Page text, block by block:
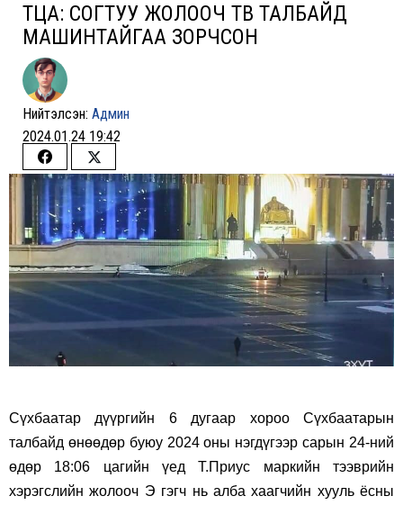
ТЦА: СОГТУУ ЖОЛООЧ ТӨВ ТАЛБАЙД
МАШИНТАЙГАА ЗОРЧСОН
Нийтэлсэн: Админ
2024.01.24 19:42
Share
on
Facebook
Share
on
Twitter
Сүхбаатар дүүргийн 6 дугаар хороо Сүхбаатарын
талбайд өнөөдөр буюу 2024 оны нэгдүгээр сарын 24-ний
өдөр 18:06 цагийн үед Т.Приус маркийн тээврийн
хэрэгслийн жолооч Э гэгч нь алба хаагчийн хууль ёсны